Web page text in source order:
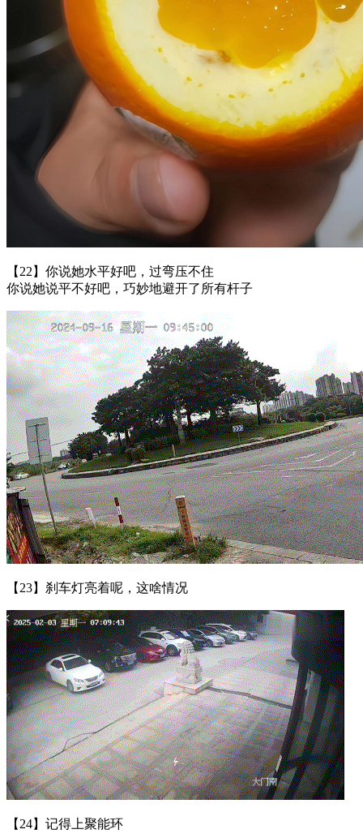
【22】你说她水平好吧，过弯压不住
你说她说平不好吧，巧妙地避开了所有杆子
【23】刹车灯亮着呢，这啥情况
【24】记得上聚能环